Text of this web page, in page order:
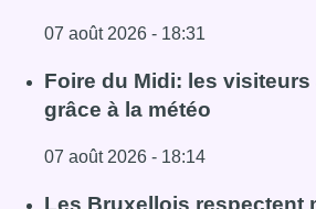
07 août 2026 - 18:31
Lire l'article Pizza Nizar: un coup
Foire du Midi: les
grâce à la météo
07 août 2026 - 18:14
Lire l'article Foire du Midi: les
Les Bruxellois respectent